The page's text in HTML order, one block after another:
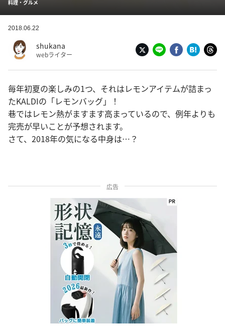
料理・グルメ
2018.06.22
shukana
webライター
毎年初夏の楽しみの1つ、それはレモンアイテムが詰まっ
たKALDIの「レモンバッグ」！
巷ではレモン熱がますます高まっているので、例年よりも
完売が早いことが予想されます。
さて、2018年の気になる中身は…？
広告